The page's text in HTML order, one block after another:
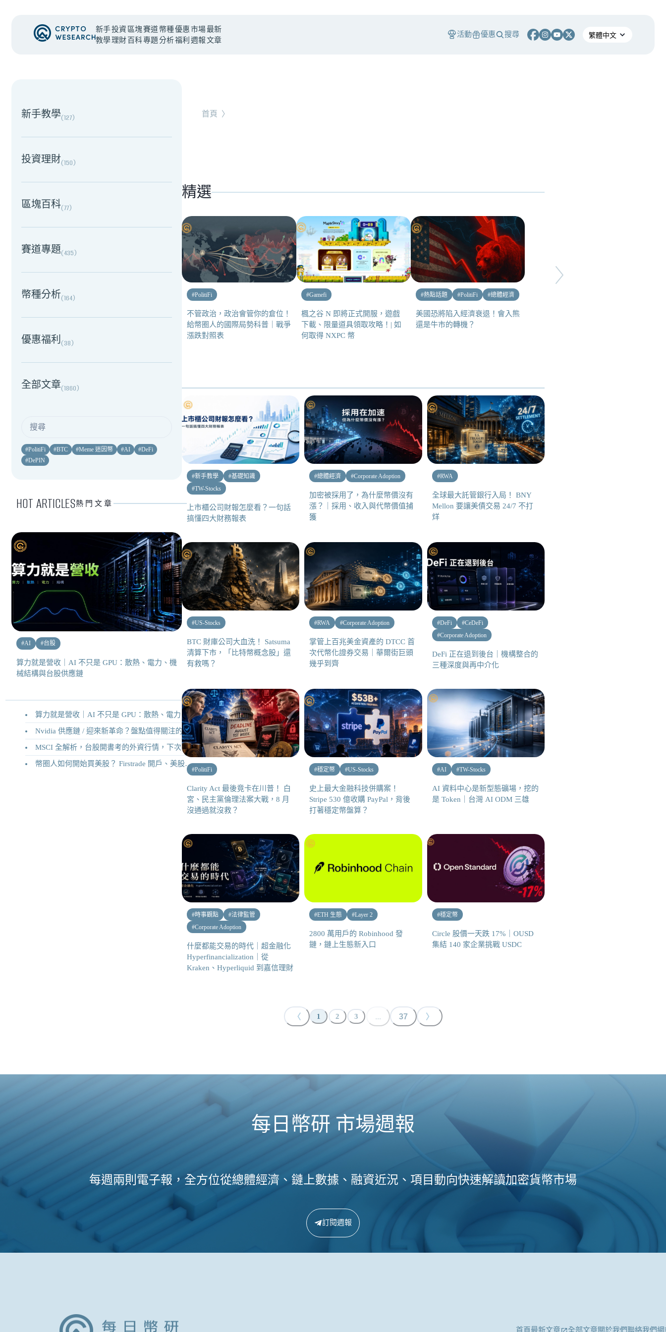
新手
教學
投資
理財
區塊
百科
賽道
專題
幣種
分析
優惠
福利
市場
週報
最新
文章
活動 優惠 搜尋
NEW EVENT
NEW EVENT
新手教學(127)
投資理財(150)
區塊百科(77)
賽道專題(435)
幣種分析(164)
優惠福利(38)
全部文章(1860)
#PolitiFi #BTC #Meme 迷因幣 #AI #DeFi
#DePIN
HOT ARTICLES熱門文章
#AI #台股
算力就是營收｜AI 不只是 GPU：散熱、電力、機
械結構與台股供應鏈
算力就是營收｜AI 不只是 GPU：散熱、電力、機械結構與台股供應鏈
Nvidia 供應鏈 / 迎來新革命？盤點值得關注的二十家供應鏈企業
MSCI 全解析，台股開書考的外資行情，下次調整你準備好了嗎？
幣圈人如何開始買美股？ Firstrade 開戶、美股交易機制完整教學
首頁 〉
精選
#PolitiFi
不管政治，政治會管你的倉位！
給幣圈人的國際局勢科普｜戰爭
漲跌對照表
#Gamefi
楓之谷 N 即將正式開服，遊戲
下載、限量道具領取攻略！| 如
何取得 NXPC 幣
#熱點話題 #PolitiFi #總體經濟
美國恐將陷入經濟衰退！會入熊
還是牛市的轉機？
#新手教學 #基礎知識
#TW-Stocks
上市櫃公司財報怎麼看？一句話
搞懂四大財務報表
#總體經濟 #Corporate Adoption
加密被採用了，為什麼幣價沒有
漲？｜採用、收入與代幣價值捕
獲
#RWA
全球最大託管銀行入局！ BNY
Mellon 要讓美債交易 24/7 不打
烊
#US-Stocks
BTC 財庫公司大血洗！ Satsuma
清算下市，「比特幣概念股」還
有救嗎？
#RWA #Corporate Adoption
掌管上百兆美金資產的 DTCC 首
次代幣化證券交易｜華爾街巨頭
幾乎到齊
#DeFi #CeDeFi
#Corporate Adoption
DeFi 正在退到後台｜機構整合的
三種深度與再中介化
#PolitiFi
Clarity Act 最後竟卡在川普！ 白
宮、民主黨倫理法案大戰，8 月
沒通過就沒救？
#穩定幣 #US-Stocks
史上最大金融科技併購案！
Stripe 530 億收購 PayPal，背後
打著穩定幣盤算？
#AI #TW-Stocks
AI 資料中心是新型態礦場，挖的
是 Token｜台灣 AI ODM 三雄
#時事觀點 #法律監管
#Corporate Adoption
什麼都能交易的時代｜超金融化
Hyperfinancialization｜從
Kraken、Hyperliquid 到嘉信理財
#ETH 生態 #Layer 2
2800 萬用戶的 Robinhood 發
鏈，鏈上生態新入口
#穩定幣
Circle 股價一天跌 17%｜OUSD
集結 140 家企業挑戰 USDC
〈 1 2 3 ... 37 〉
每日幣研 市場週報
每週兩則電子報，全方位從總體經濟、鏈上數據、融資近況、項目動向快速解讀加密貨幣市場
訂閱週報